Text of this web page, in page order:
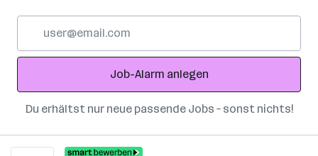
Adresse
Job-Alarm anlegen
Du erhältst nur neue passende Jobs – sonst nichts!